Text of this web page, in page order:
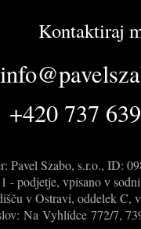
Kontaktiraj
+420 737
Pavel Szabo, s.r.o., ID:
- podjetje, vpisano v
v Ostravi, oddelek C,
Na Vyhlídce 772/7,